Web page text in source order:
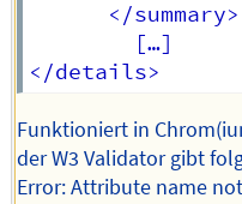
      </summary>
        […]
Funktioniert in
der W3 Validator gibt
Error: Attribute name